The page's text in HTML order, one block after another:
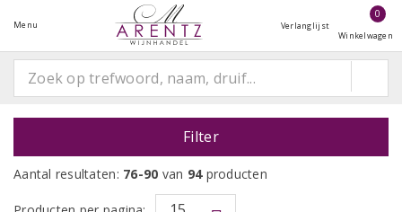
Menu Verlanglijst
0
Winkelwagen
Filter
Aantal resultaten: 76-90 van 94producten